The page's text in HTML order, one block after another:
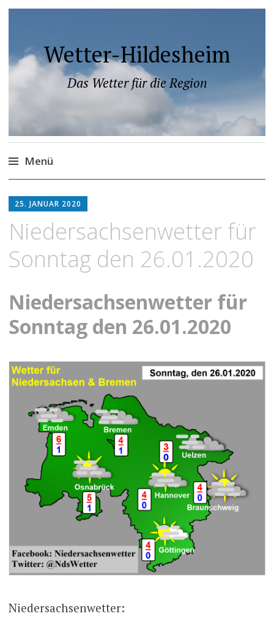
Wetter-Hildesheim
Das Wetter für die Region
Menü
Inhalt
25. JANUAR 2020
Niedersachsenwetter für
Sonntag den 26.01.2020
Niedersachsenwetter für
Sonntag den 26.01.2020
Niedersachsenwetter: